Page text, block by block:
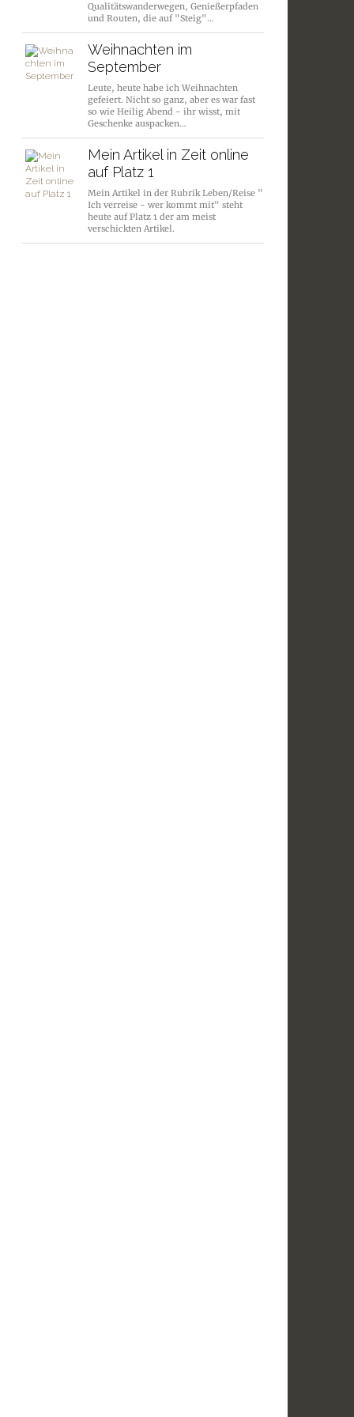
Qualitätswanderwegen, Genießerpfaden
und Routen, die auf "Steig"…
Weihnachten im
September
Leute, heute habe ich Weihnachten
gefeiert. Nicht so ganz, aber es war fast
so wie Heilig Abend - ihr wisst, mit
Geschenke auspacken…
Mein Artikel in Zeit online
auf Platz 1
Mein Artikel in der Rubrik Leben/Reise "
Ich verreise - wer kommt mit" steht
heute auf Platz 1 der am meist
verschickten Artikel.